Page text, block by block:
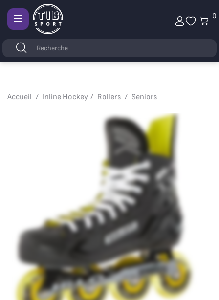
0
Mots
Rechercher
Afficher
navigation
Accueil Inline Hockey Rollers Seniors